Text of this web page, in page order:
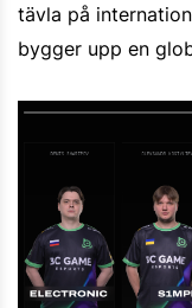
tävla på
bygger upp en